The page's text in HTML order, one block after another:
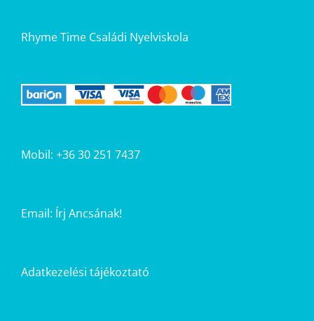
Rhyme Time Családi Nyelviskola
Mobil: +36 30 251 7437
Email: Írj Ancsának!
Adatkezelési tájékoztató